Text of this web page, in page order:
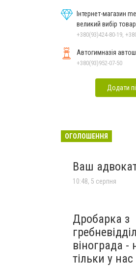
Інтернет-магазин
великий вибір
Автогимназія
+380(93)952-07-50
Додати
ОГОЛОШЕННЯ
Ваш
10:48, 5 серпня
Дробарка з
вінограда -
тільки у нас